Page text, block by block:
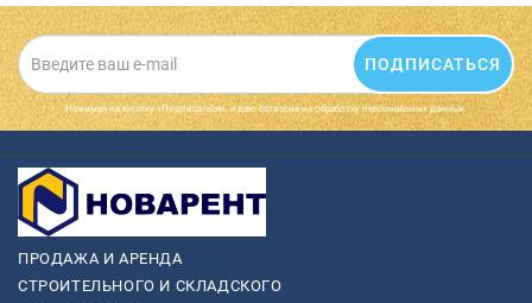
ПОДПИСАТЬСЯ
Нажимая на кнопку «Подписаться», я даю cогласие на обработку персональных данных.
ПРОДАЖА И АРЕНДА
СТРОИТЕЛЬНОГО И СКЛАДСКОГО